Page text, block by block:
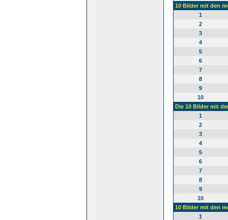
10 Bilder mit den
1
2
3
4
5
6
7
8
9
10
Die 10 Bilder mit
1
2
3
4
5
6
7
8
9
10
10 Bilder mit den
1